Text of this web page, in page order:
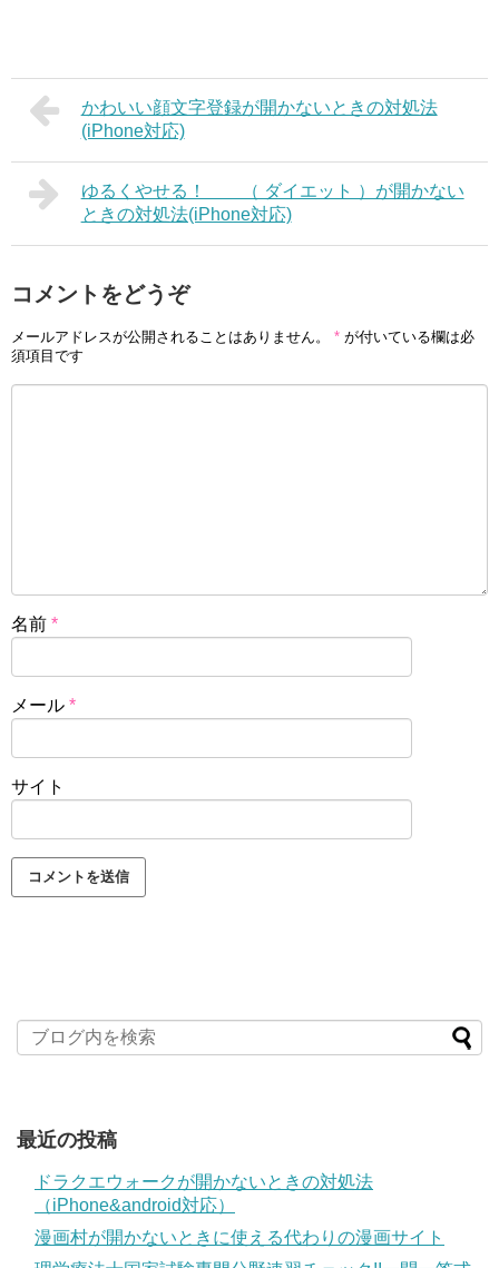
かわいい顔文字登録が開かないときの対処法
(iPhone対応)
ゆるくやせる！ （ ダイエット ）が開かない
ときの対処法(iPhone対応)
コメントをどうぞ
メールアドレスが公開されることはありません。 * が付いている欄は必
須項目です
名前 *
メール *
サイト
最近の投稿
ドラクエウォークが開かないときの対処法
（iPhone&android対応）
漫画村が開かないときに使える代わりの漫画サイト